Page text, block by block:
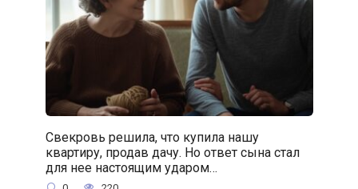
Свекровь решила, что купила нашу
квартиру, продав дачу. Но ответ сына стал
для нее настоящим ударом…